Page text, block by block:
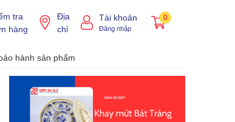
tra
hàng
Địa
chỉ
Tài khoản
Đăng nhập
0
hành sản phẩm